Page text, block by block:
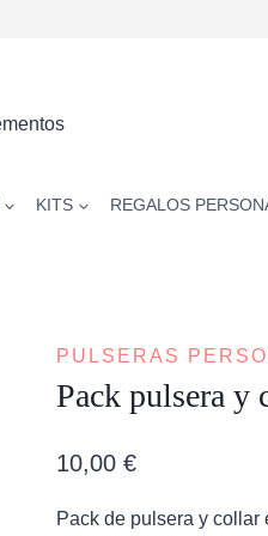
KITS REGALOS
PULSERAS
Pack pulsera y
10,00 €
Pack de pulsera y collar